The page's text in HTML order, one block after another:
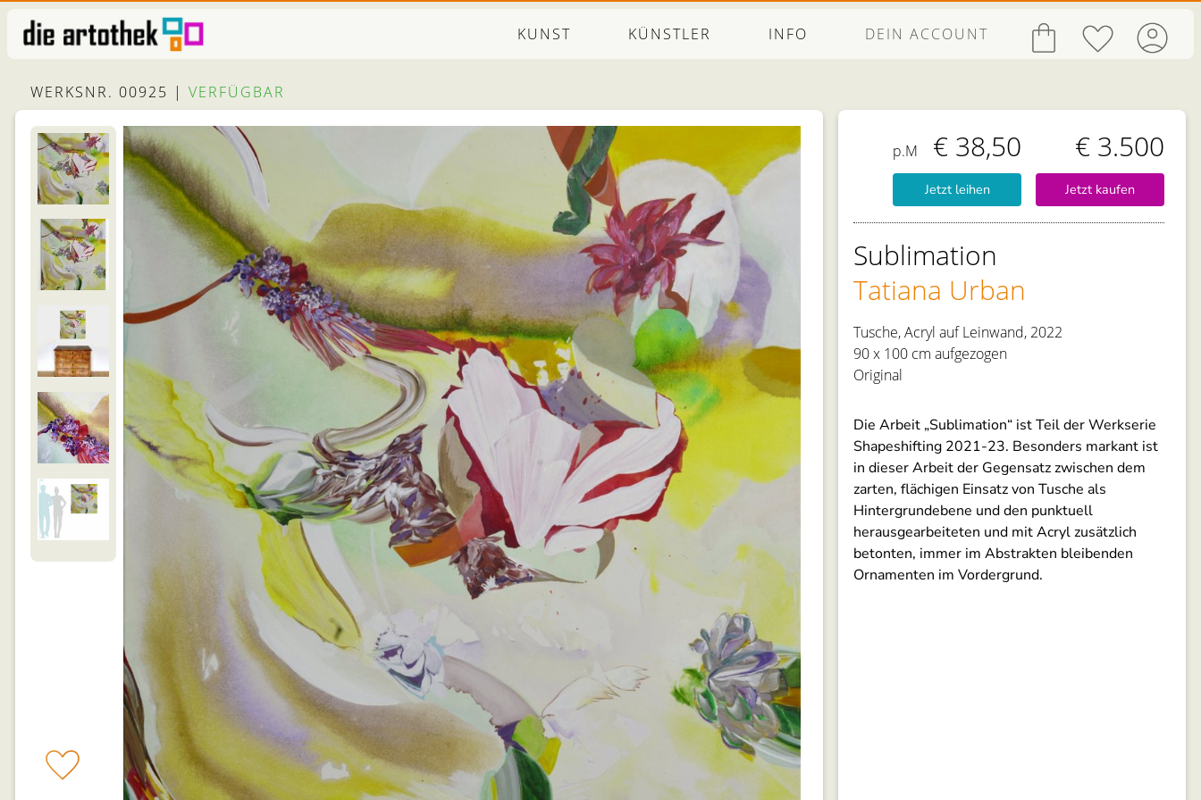
KUNST KÜNSTLER INFO DEIN ACCOUNT
WERKSNR. 00925 | VERFÜGBAR
p.M € 38,50 € 3.500
Jetzt kaufen
Jetzt leihen
Sublimation
Tatiana Urban
Tusche, Acryl auf Leinwand, 2022
90 x 100 cm aufgezogen
Original
Die Arbeit „Sublimation“ ist Teil der Werkserie
Shapeshifting 2021-23. Besonders markant ist
in dieser Arbeit der Gegensatz zwischen dem
zarten, flächigen Einsatz von Tusche als
Hintergrundebene und den punktuell
herausgearbeiteten und mit Acryl zusätzlich
betonten, immer im Abstrakten bleibenden
Ornamenten im Vordergrund.